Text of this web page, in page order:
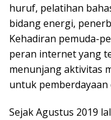
huruf, pelatihan
bidang energi,
Kehadiran pemuda-
peran internet yang
menunjang aktivitas
untuk pemberdayaan
Sejak Agustus 2019